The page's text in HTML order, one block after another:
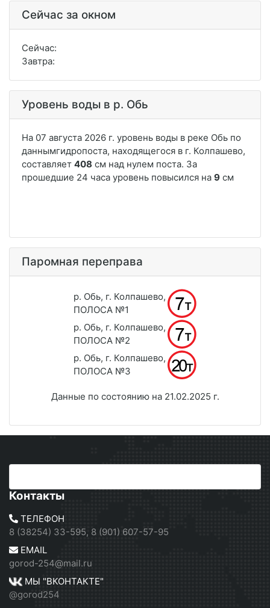
Сейчас за окном
Сейчас:
Завтра:
Уровень воды в р. Обь
Паромная переправа
р. Обь, г. Колпашево,
ПОЛОСА №1
р. Обь, г. Колпашево,
ПОЛОСА №2
р. Обь, г. Колпашево,
ПОЛОСА №3
Данные по состоянию на 21.02.2025 г.
Контакты
ТЕЛЕФОН
8 (38254) 33-595, 8 (901) 607-57-95
EMAIL
gorod-254@mail.ru
МЫ "ВКОНТАКТЕ"
@gorod254